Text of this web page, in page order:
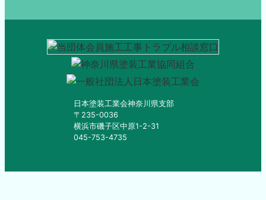
日本塗装工業会神奈川県支部
〒235-0036
横浜市磯子区中原1-2-31
045-753-4735